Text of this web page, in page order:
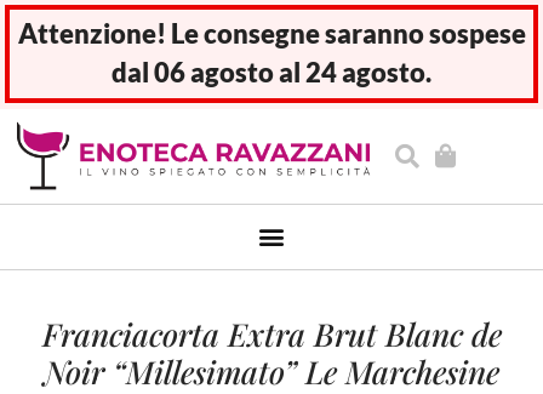
Attenzione! Le consegne saranno sospese
dal 06 agosto al 24 agosto.
Franciacorta Extra Brut Blanc de
Noir “Millesimato” Le Marchesine